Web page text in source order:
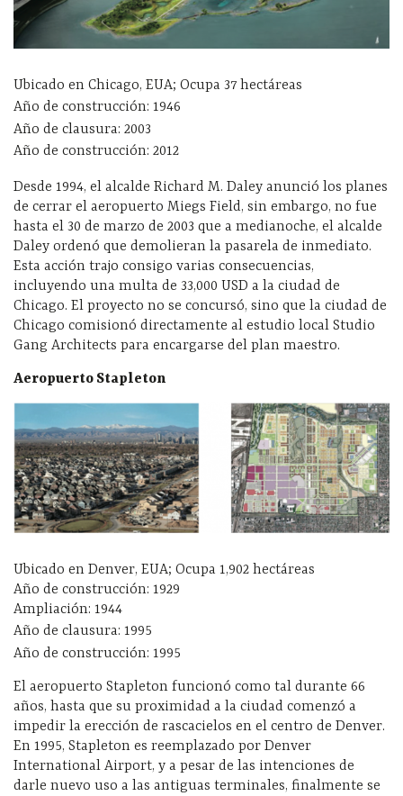
Ubicado en Chicago, EUA; Ocupa 37 hectáreas
Año de construcción: 1946
Año de clausura: 2003
Año de construcción: 2012
Desde 1994, el alcalde Richard M. Daley anunció los planes
de cerrar el aeropuerto Miegs Field, sin embargo, no fue
hasta el 30 de marzo de 2003 que a medianoche, el alcalde
Daley ordenó que demolieran la pasarela de inmediato.
Esta acción trajo consigo varias consecuencias,
incluyendo una multa de 33,000 USD a la ciudad de
Chicago. El proyecto no se concursó, sino que la ciudad de
Chicago comisionó directamente al estudio local Studio
Gang Architects para encargarse del plan maestro.
Aeropuerto Stapleton
Ubicado en Denver, EUA; Ocupa 1,902 hectáreas
Año de construcción: 1929
Ampliación: 1944
Año de clausura: 1995
Año de construcción: 1995
El aeropuerto Stapleton funcionó como tal durante 66
años, hasta que su proximidad a la ciudad comenzó a
impedir la erección de rascacielos en el centro de Denver.
En 1995, Stapleton es reemplazado por Denver
International Airport, y a pesar de las intenciones de
darle nuevo uso a las antiguas terminales, finalmente se